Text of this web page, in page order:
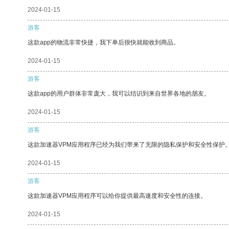
2024-01-15
游客
这款app的物流非常快捷，我下单后很快就能收到商品。
2024-01-15
游客
这款app的用户群体非常庞大，我可以结识到来自世界各地的朋友。
2024-01-15
游客
这款加速器VPM应用程序已经为我们带来了无限的隐私保护和安全性保护
2024-01-15
游客
这款加速器VPM应用程序可以给你提供最高速度和安全性的连接。
2024-01-15